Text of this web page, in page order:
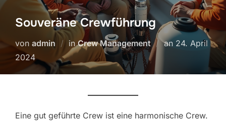
Souveräne Crewführung
von admin inCrew Management an Veröffentlicht
24. April
2024
Eine gut geführte Crew ist eine harmonische Crew.